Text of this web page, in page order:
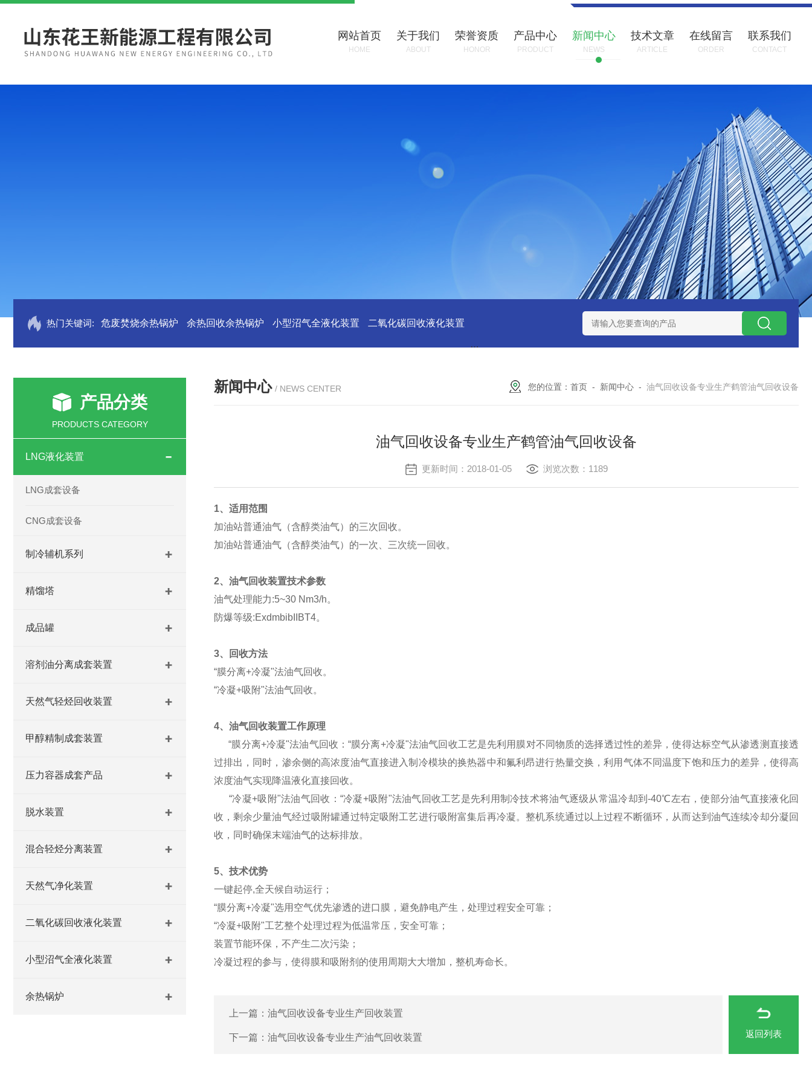
网站首页
HOME
关于我们
ABOUT
荣誉资质
HONOR
产品中心
PRODUCT
新闻中心
NEWS
技术文章
ARTICLE
在线留言
ORDER
联系我们
CONTACT
热门关键词: 危废焚烧余热锅炉 余热回收余热锅炉 小型沼气全液化装置 二氧化碳回收液化装置 2万吨二氧化碳捕集液化装置 3万吨-100万吨撬装式煤层气脱酸气设备
产品分类
PRODUCTS CATEGORY
LNG液化装置
LNG成套设备
CNG成套设备
制冷辅机系列
精馏塔
成品罐
溶剂油分离成套装置
天然气轻烃回收装置
甲醇精制成套装置
压力容器成套产品
脱水装置
混合轻烃分离装置
天然气净化装置
二氧化碳回收液化装置
小型沼气全液化装置
余热锅炉
新闻中心 / NEWS CENTER 您的位置： 首页 - 新闻中心 - 油气回收设备专业生产鹤管油气回收设备
油气回收设备专业生产鹤管油气回收设备
更新时间：2018-01-05 浏览次数：1189
1、适用范围
加油站普通油气（含醇类油气）的三次回收。
加油站普通油气（含醇类油气）的一次、三次统一回收。
2、油气回收装置技术参数
油气处理能力:5~30 Nm3/h。
防爆等级:ExdmbibIIBT4。
3、回收方法
“膜分离+冷凝"法油气回收。
“冷凝+吸附"法油气回收。
4、油气回收装置工作原理
“膜分离+冷凝"法油气回收：“膜分离+冷凝"法油气回收工艺是先利用膜对不同物质的选择透过性的差异，使得达标空气从渗透测直接透
过排出，同时，渗余侧的高浓度油气直接进入制冷模块的换热器中和氟利昂进行热量交换，利用气体不同温度下饱和压力的差异，使得高
浓度油气实现降温液化直接回收。
“冷凝+吸附"法油气回收：“冷凝+吸附"法油气回收工艺是先利用制冷技术将油气逐级从常温冷却到-40℃左右，使部分油气直接液化回
收，剩余少量油气经过吸附罐通过特定吸附工艺进行吸附富集后再冷凝。整机系统通过以上过程不断循环，从而达到油气连续冷却分凝回
收，同时确保末端油气的达标排放。
5、技术优势
一键起停,全天候自动运行；
“膜分离+冷凝"选用空气优先渗透的进口膜，避免静电产生，处理过程安全可靠；
“冷凝+吸附"工艺整个处理过程为低温常压，安全可靠；
装置节能环保，不产生二次污染；
冷凝过程的参与，使得膜和吸附剂的使用周期大大增加，整机寿命长。
上一篇： 油气回收设备专业生产回收装置
下一篇： 油气回收设备专业生产油气回收装置 返回列表